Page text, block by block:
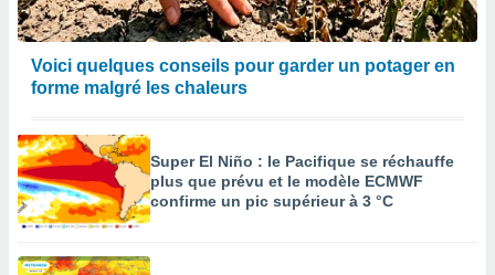
Voici quelques conseils pour garder un potager en
forme malgré les chaleurs
Super El Niño : le Pacifique se réchauffe
plus que prévu et le modèle ECMWF
confirme un pic supérieur à 3 °C